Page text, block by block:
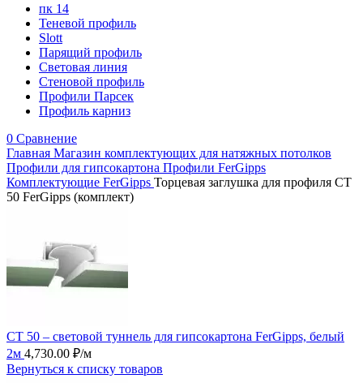
пк 14
Теневой профиль
Slott
Парящий профиль
Световая линия
Стеновой профиль
Профили Парсек
Профиль карниз
0 Сравнение
Главная Магазин комплектующих для натяжных потолков
Профили для гипсокартона Профили FerGipps
Комплектующие FerGipps Торцевая заглушка для профиля СТ
50 FerGipps (комплект)
СТ 50 – световой туннель для гипсокартона FerGipps, белый
2м 4,730.00 ₽/м
Вернуться к списку товаров